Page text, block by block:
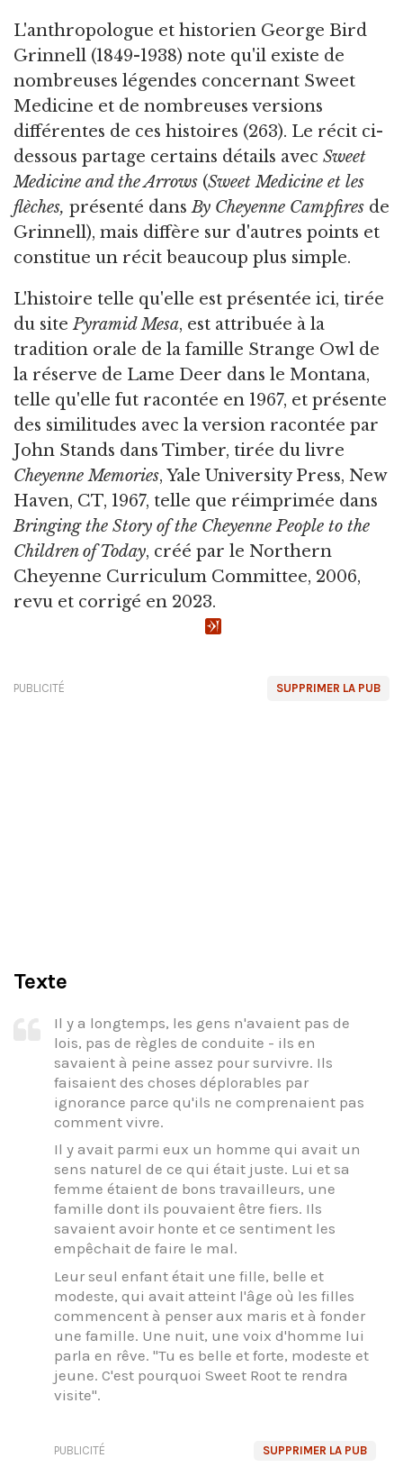
L'anthropologue et historien George Bird
Grinnell (1849-1938) note qu'il existe de
nombreuses légendes concernant Sweet
Medicine et de nombreuses versions
différentes de ces histoires (263). Le récit ci-
dessous partage certains détails avec Sweet
Medicine and the Arrows (Sweet Medicine et les
flèches, présenté dansBy Cheyenne Campfires de
Grinnell), mais diffère sur d'autres points et
constitue un récit beaucoup plus simple.
L'histoire telle qu'elle est présentée ici, tirée
du sitePyramid Mesa, est attribuée à la
tradition orale de la famille Strange Owl de
la réserve de Lame Deer dans le Montana,
telle qu'elle fut racontée en 1967, et présente
des similitudes avec la version racontée par
John Stands dans Timber, tirée du livre
Cheyenne Memories, Yale University Press, New
Haven, CT, 1967, telle que réimprimée dans
Bringing the Story of the Cheyenne People to the
Children of Today, créé par le Northern
Cheyenne Curriculum Committee, 2006,
revu et corrigé en 2023.
SUPPRIMER LA PUB
PUBLICITÉ
Texte
Il y a longtemps, les gens n'avaient pas de
lois, pas de règles de conduite - ils en
savaient à peine assez pour survivre. Ils
faisaient des choses déplorables par
ignorance parce qu'ils ne comprenaient pas
comment vivre.
Il y avait parmi eux un homme qui avait un
sens naturel de ce qui était juste. Lui et sa
femme étaient de bons travailleurs, une
famille dont ils pouvaient être fiers. Ils
savaient avoir honte et ce sentiment les
empêchait de faire le mal.
Leur seul enfant était une fille, belle et
modeste, qui avait atteint l'âge où les filles
commencent à penser aux maris et à fonder
une famille. Une nuit, une voix d'homme lui
parla en rêve. "Tu es belle et forte, modeste et
jeune. C'est pourquoi Sweet Root te rendra
visite".
SUPPRIMER LA PUB
PUBLICITÉ